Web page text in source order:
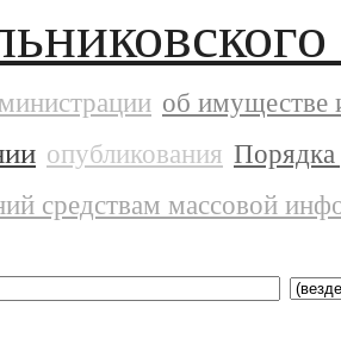
об имуществе
опубликования Порядка
средствам массовой